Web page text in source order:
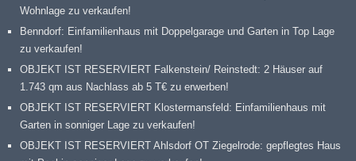
Wohnlage zu verkaufen!
Benndorf: Einfamilienhaus mit Doppelgarage und Garten in Top Lage
zu verkaufen!
OBJEKT IST RESERVIERT Falkenstein/ Reinstedt: 2 Häuser auf
1.743 qm aus Nachlass ab 5 T€ zu erwerben!
OBJEKT IST RESERVIERT Klostermansfeld: Einfamilienhaus mit
Garten in sonniger Lage zu verkaufen!
OBJEKT IST RESERVIERT Ahlsdorf OT Ziegelrode: gepflegtes Haus